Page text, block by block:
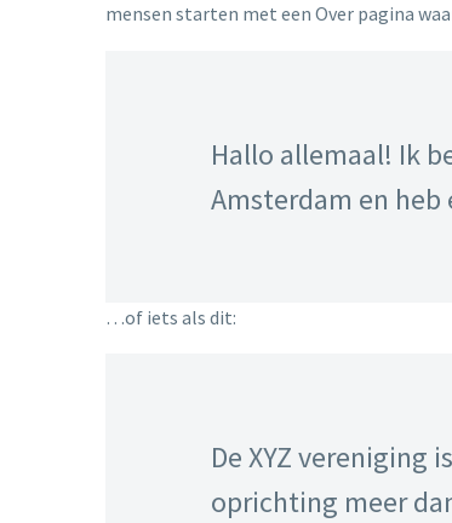
mensen starten met een Over pagina
Hallo allemaal! Ik
Amsterdam en
…of iets als dit:
De XYZ vereniging
oprichting meer